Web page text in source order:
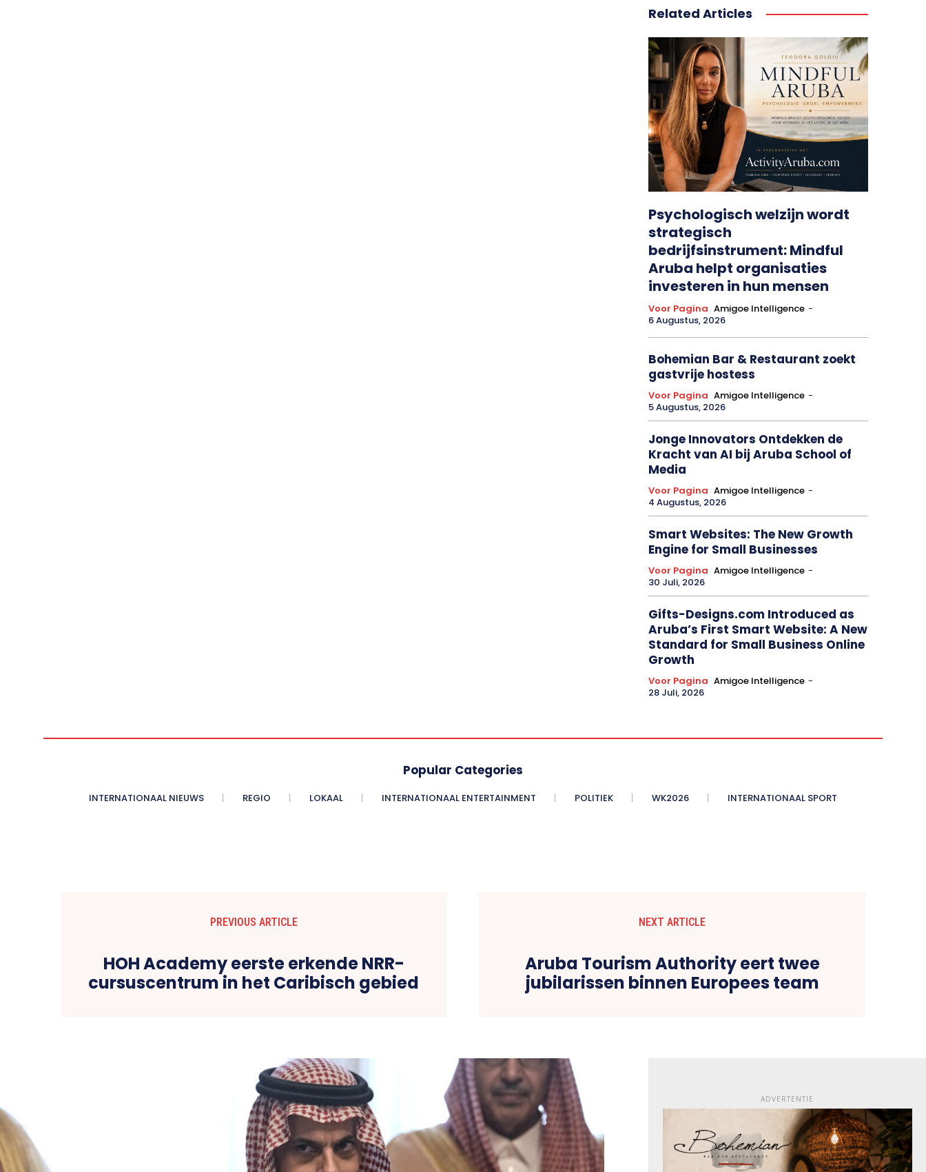
Related Articles
Psychologisch welzijn wordt
strategisch
bedrijfsinstrument: Mindful
Aruba helpt organisaties
investeren in hun mensen
Voor Pagina Amigoe Intelligence -
6 Augustus, 2026
Bohemian Bar & Restaurant zoekt
gastvrije hostess
Voor Pagina Amigoe Intelligence -
5 Augustus, 2026
Jonge Innovators Ontdekken de
Kracht van AI bij Aruba School of
Media
Voor Pagina Amigoe Intelligence -
4 Augustus, 2026
Smart Websites: The New Growth
Engine for Small Businesses
Voor Pagina Amigoe Intelligence -
30 Juli, 2026
Gifts-Designs.com Introduced as
Aruba’s First Smart Website: A New
Standard for Small Business Online
Growth
Voor Pagina Amigoe Intelligence -
28 Juli, 2026
Popular Categories
INTERNATIONAAL NIEUWS REGIO LOKAAL INTERNATIONAAL ENTERTAINMENT POLITIEK WK2026 INTERNATIONAAL SPORT
PREVIOUS ARTICLE
HOH Academy eerste erkende NRR-
cursuscentrum in het Caribisch gebied
NEXT ARTICLE
Aruba Tourism Authority eert twee
jubilarissen binnen Europees team